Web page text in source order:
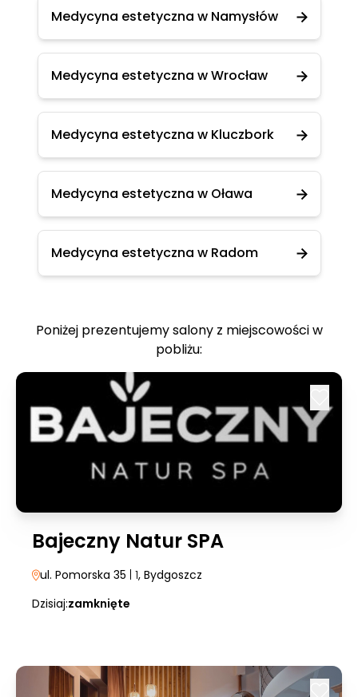
Medycyna estetyczna w Namysłów
Medycyna estetyczna w Wrocław
Medycyna estetyczna w Kluczbork
Medycyna estetyczna w Oława
Medycyna estetyczna w Radom
Poniżej prezentujemy salony z miejscowości w
pobliżu:
Bajeczny Natur SPA
ul. Pomorska 35 | 1, Bydgoszcz
Dzisiaj:zamknięte